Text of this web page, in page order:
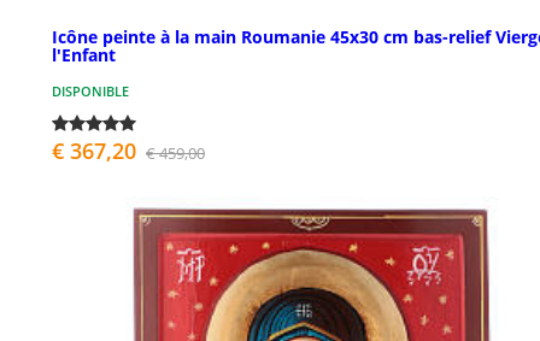
Icône peinte à la main Roumanie 45x30 cm bas-relief
l'Enfant
DISPONIBLE
€ 367,20 € 459,00